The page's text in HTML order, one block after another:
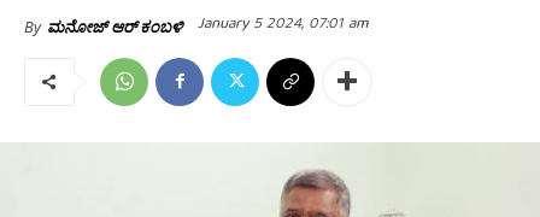
By ಮನೋಜ್ ಆರ್ ಕಂಬಳಿ January 5 2024, 07:01 am